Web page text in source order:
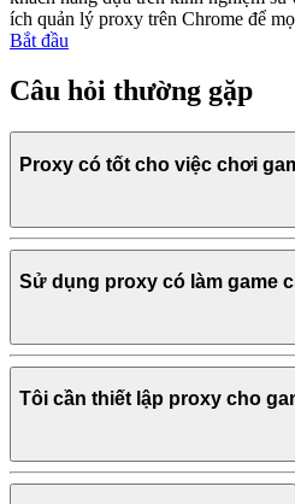
ích quản lý proxy trên Chrome để
Bắt đầu
Câu hỏi thường gặp
Proxy có tốt cho việc chơi
Sử dụng proxy có làm game
Tôi cần thiết lập proxy cho